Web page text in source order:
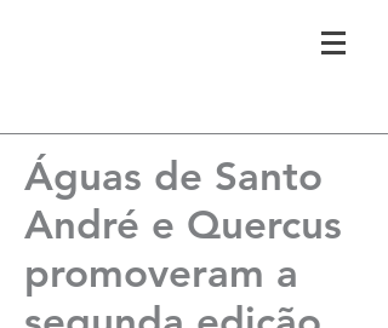
Águas de Santo
André e Quercus
promoveram a